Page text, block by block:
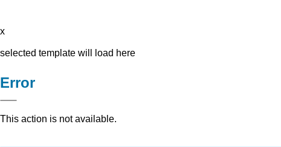
x
selected template will load here
Error
This action is not available.